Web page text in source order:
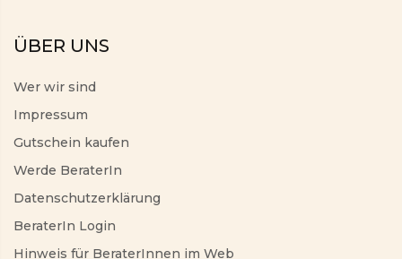
ÜBER UNS
Wer wir sind
Impressum
Gutschein kaufen
Werde BeraterIn
Datenschutzerklärung
BeraterIn Login
Hinweis für BeraterInnen im Web